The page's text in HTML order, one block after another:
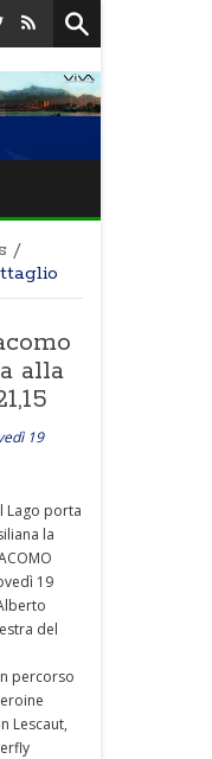
/
alla
19
Lago porta
la
19
del
percorso
Lescaut,